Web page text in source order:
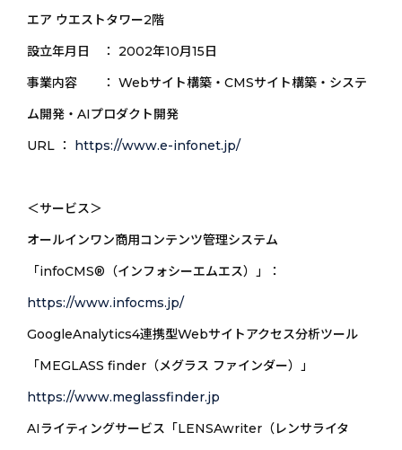
エア ウエストタワー2階
設立年月日 ： 2002年10月15日
事業内容 ： Webサイト構築・CMSサイト構築・システ
ム開発・AIプロダクト開発
URL ： https://www.e-infonet.jp/
＜サービス＞
オールインワン商用コンテンツ管理システム
「infoCMS®（インフォシーエムエス）」：
https://www.infocms.jp/
GoogleAnalytics4連携型Webサイトアクセス分析ツール
「MEGLASS finder（メグラス ファインダー）」
https://www.meglassfinder.jp
AIライティングサービス「LENSAwriter（レンサライタ